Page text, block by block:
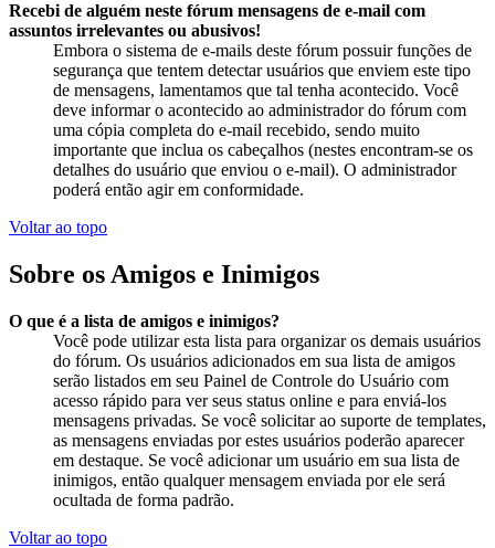
Recebi de alguém neste fórum mensagens de e-mail com
assuntos irrelevantes ou abusivos!
Embora o sistema de e-mails deste fórum possuir funções de
segurança que tentem detectar usuários que enviem este tipo
de mensagens, lamentamos que tal tenha acontecido. Você
deve informar o acontecido ao administrador do fórum com
uma cópia completa do e-mail recebido, sendo muito
importante que inclua os cabeçalhos (nestes encontram-se os
detalhes do usuário que enviou o e-mail). O administrador
poderá então agir em conformidade.
Voltar ao topo
Sobre os Amigos e Inimigos
O que é a lista de amigos e inimigos?
Você pode utilizar esta lista para organizar os demais usuários
do fórum. Os usuários adicionados em sua lista de amigos
serão listados em seu Painel de Controle do Usuário com
acesso rápido para ver seus status online e para enviá-los
mensagens privadas. Se você solicitar ao suporte de templates,
as mensagens enviadas por estes usuários poderão aparecer
em destaque. Se você adicionar um usuário em sua lista de
inimigos, então qualquer mensagem enviada por ele será
ocultada de forma padrão.
Voltar ao topo